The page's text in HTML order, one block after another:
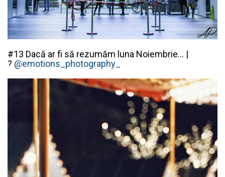
#13 Dacă ar fi să rezumăm luna Noiembrie… |
? @emotions_photography_